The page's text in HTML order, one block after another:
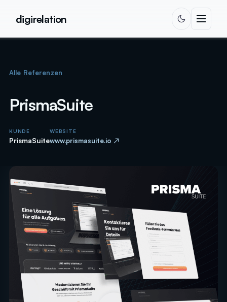
digirelation
Alle Referenzen
PrismaSuite
KUNDE
PrismaSuite
WEBSITE
www.prismasuite.io ↗